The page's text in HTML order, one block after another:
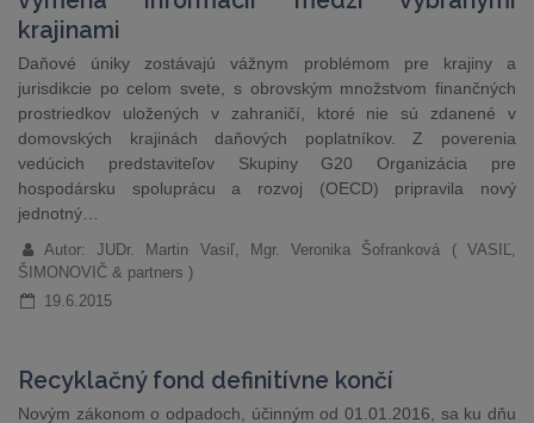
krajinami
Daňové úniky zostávajú vážnym problémom pre krajiny a
jurisdikcie po celom svete, s obrovským množstvom finančných
prostriedkov uložených v zahraničí, ktoré nie sú zdanené v
domovských krajinách daňových poplatníkov. Z poverenia
vedúcich predstaviteľov Skupiny G20 Organizácia pre
hospodársku spoluprácu a rozvoj (OECD) pripravila nový
jednotný…
Autor: JUDr. Martin Vasiľ, Mgr. Veronika Šofranková ( VASIĽ,
ŠIMONOVIČ & partners )
19.6.2015
Recyklačný fond definitívne končí
Novým zákonom o odpadoch, účinným od 01.01.2016, sa ku dňu